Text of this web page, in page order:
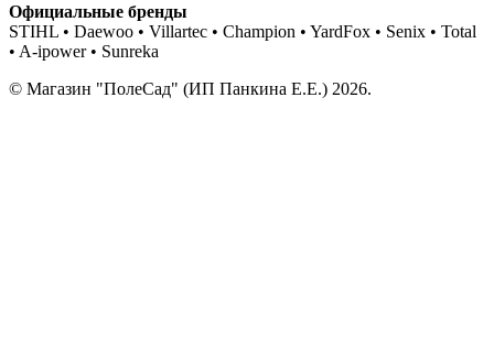
Официальные бренды
STIHL • Daewoo • Villartec • Champion • YardFox • Senix • Total
• A-ipower • Sunreka
© Магазин "ПолеСад" (ИП Панкина Е.Е.) 2026.